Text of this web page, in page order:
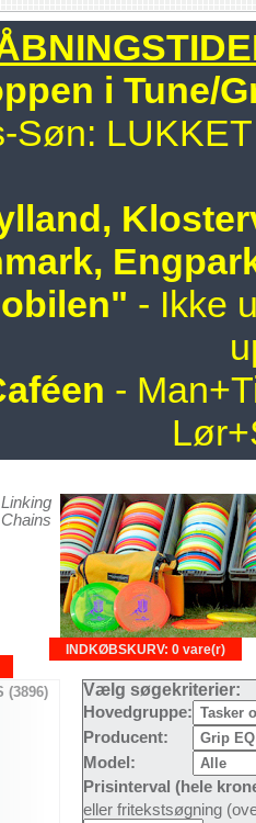
i Tune/
Søn:
- Ikke
-
Linking
Chains
INDKØBSKURV: 0 vare(r)
(3896) Vælg søgekriterier:
Hovedgruppe:
Producent:
Model:
Prisinterval (hele
eller fritekstsøgning